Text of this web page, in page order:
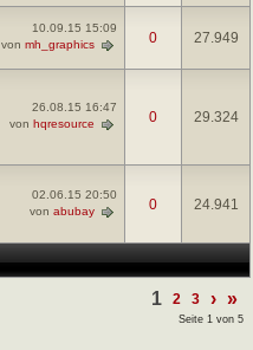
10.09.15 15:09
von mh_graphics 0 27.949
26.08.15 16:47
von hqresource 0 29.324
02.06.15 20:50
von abubay 0 24.941
1 2 3 › »
Seite 1 von 5